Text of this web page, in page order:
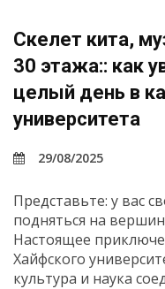
Скелет кита,
30 этажа:: как
целый день в
университета
29/08/2025
Представьте: у вас
подняться на
Настоящее
Хайфского
культура и наука